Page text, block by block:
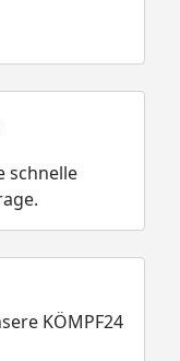
schnelle
KÖMPF24